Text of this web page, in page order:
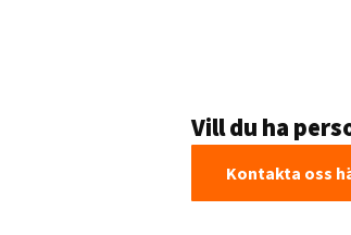
Vill du ha
Kontakta oss